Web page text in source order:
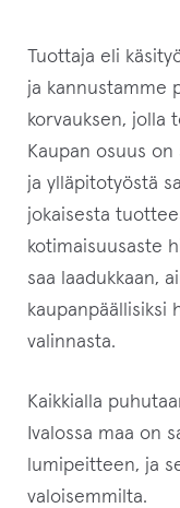
Tuottaja eli
ja kannustamme
korvauksen, jolla
Kaupan osuus
ja ylläpitotyöstä
jokaisesta
kotimaisuusaste
saa laadukkaan,
kaupanpäällisiksi
valinnasta.
Kaikkialla
Ivalossa maa on
lumipeitteen, ja
valoisemmilta.